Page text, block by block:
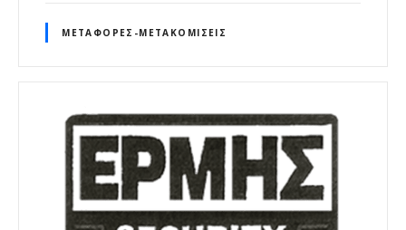
ΜΕΤΑΦΟΡΈΣ-ΜΕΤΑΚΟΜΊΣΕΙΣ